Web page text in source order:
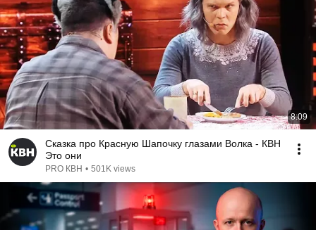
8:09
Сказка про Красную Шапочку глазами Волка - КВН
Это они
PRO КВН • 501K views